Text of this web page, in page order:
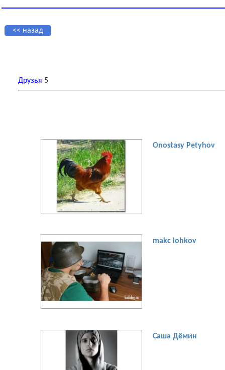
<< назад
Друзья 5
[увеличить фото]
Onostasy Petyhov
[увеличить фото]
makc lohkov
Саша Дёмин